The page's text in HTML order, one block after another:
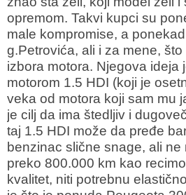
opremom. Takvi kupci su
male kompromise, a
g.Petrovića, ali i za mene,
izbora motora. Njegova ideja
motorom 1.5 HDI (koji je
veka od motora koji sam mu
je cilj da ima štedljiv i
taj 1.5 HDI može da pređe
benzinac slične snage, ali ne
preko 800.000 km kao
kvalitet, niti potrebnu